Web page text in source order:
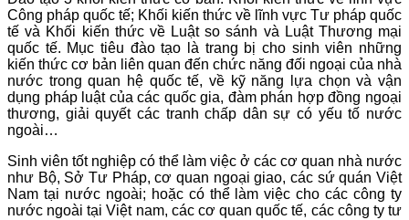
Công pháp quốc tế; Khối kiến thức về lĩnh vực Tư pháp quốc
tế và Khối kiến thức về Luật so sánh và Luật Thương mại
quốc tế. Mục tiêu đào tạo là trang bị cho sinh viên những
kiến thức cơ bản liên quan đến chức năng đối ngoại của nhà
nước trong quan hệ quốc tế, về kỹ năng lựa chọn và vận
dụng pháp luật của các quốc gia, đàm phán hợp đồng ngoại
thương, giải quyết các tranh chấp dân sự có yếu tố nước
ngoài…
Sinh viên tốt nghiệp có thể làm việc ở các cơ quan nhà nước
như Bộ, Sở Tư Pháp, cơ quan ngoại giao, các sứ quán Việt
Nam tại nước ngoài; hoặc có thể làm việc cho các công ty
nước ngoài tại Việt nam, các cơ quan quốc tế, các công ty tư